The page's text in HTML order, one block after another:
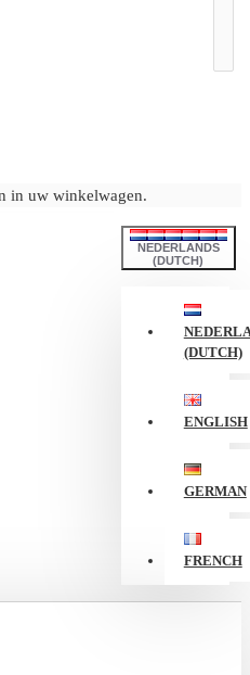
in uw winkelwagen.
NEDERLANDS
(DUTCH)
(DUTCH)
ENGLISH
GERMAN
FRENCH